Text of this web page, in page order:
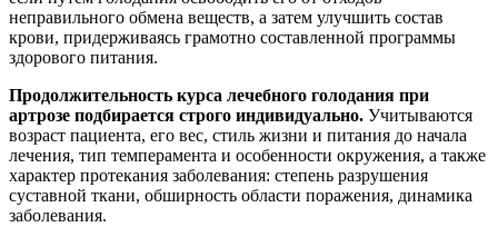
неправильного обмена веществ, а затем улучшить состав
крови, придерживаясь грамотно составленной программы
здорового питания.
Продолжительность курса лечебного голодания при
артрозе подбирается строго индивидуально. Учитываются
возраст пациента, его вес, стиль жизни и питания до начала
лечения, тип темперамента и особенности окружения, а также
характер протекания заболевания: степень разрушения
суставной ткани, обширность области поражения, динамика
заболевания.